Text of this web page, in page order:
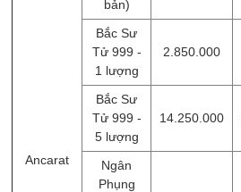
Ancarat
bản)
Bắc Sư
Tử 999 -
1 lượng
2.850.000
Bắc Sư
Tử 999 -
5 lượng
14.250.000
Ngân
Phụng